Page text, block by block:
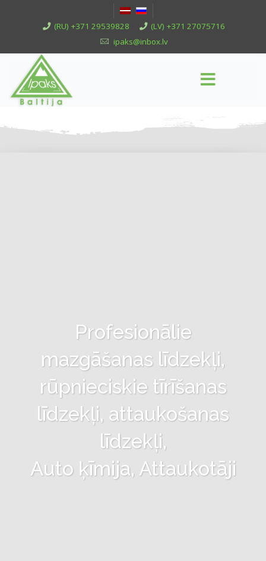
(RU) +371 29539828
(LV) +371 27075716
ipaks@inbox.lv
Profesionālie
mazgāšanas līdzekļi,
rūpnieciskie tīrīšanas
līdzekļi, attaukošanas
līdzekļi,
Auto ķīmija, Attaukotāji